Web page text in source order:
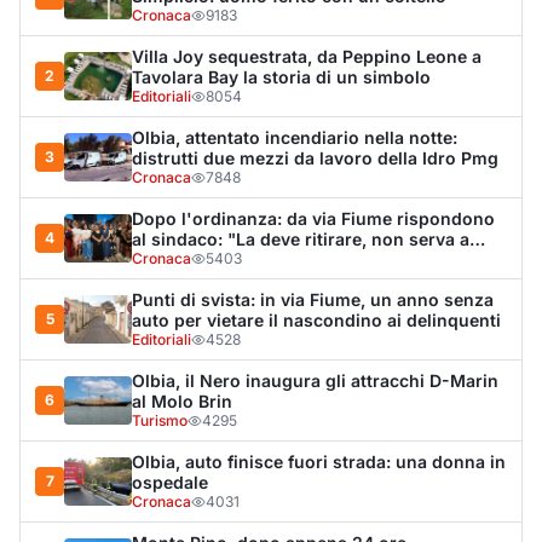
6
Olbia, il Nero inaugura gli attracchi D-Marin
al Molo Brin
Turismo 4295
7
Olbia, auto finisce fuori strada: una donna in
ospedale
Cronaca 4031
8
Monte Pino, dopo appena 24 ore
dall'apertura scoppia la prima protesta: «Da
Muddizza Piana come svoltiamo per Olbia?»
Cronaca 3831
9
Jovanotti e la stampa accompagnata alla
porta: quanto vale la libertà?
Editoriali 3802
10
La protesta di via Fiume: "Siamo pronti a
rivolgerci al prefetto"
Cronaca 3667
LA NOTIZIA PIÙ LETTA DEL MESE